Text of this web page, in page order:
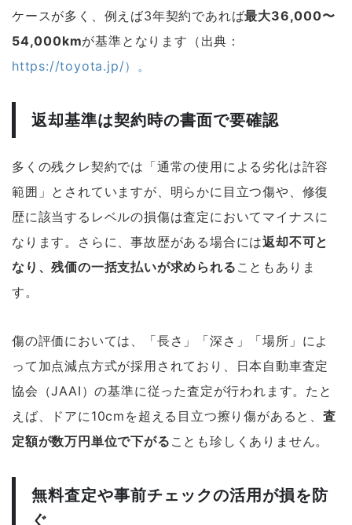
ケースが多く、例えば3年契約であれば最大36,000〜
54,000kmが基準となります（出典：
https://toyota.jp/）。
返却基準は契約時の書面で要確認
多くの残クレ契約では「通常の使用による劣化は許容
範囲」とされていますが、明らかに目立つ傷や、修復
歴に該当するレベルの損傷は査定においてマイナスに
なります。さらに、事故歴がある場合には返却不可と
なり、残価の一括支払いが求められる こともありま
す。
傷の評価においては、「長さ」「深さ」「場所」によ
って加点減点方式が採用されており、日本自動車査定
協会（JAAI）の基準に従った査定が行われます。たと
えば、ドアに10cmを超える目立つ擦り傷があると、 査
定額が数万円単位で下がる ことも珍しくありません。
無料査定や事前チェックの活用が損を防
ぐ